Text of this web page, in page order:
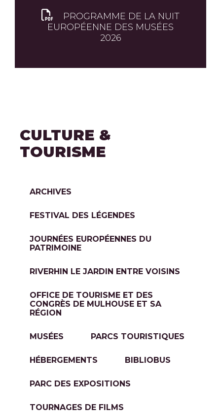
PROGRAMME DE LA NUIT
EUROPÉENNE DES MUSÉES
2026
CULTURE &
TOURISME
ARCHIVES
FESTIVAL DES LÉGENDES
JOURNÉES EUROPÉENNES DU
PATRIMOINE
RIVERHIN LE JARDIN ENTRE VOISINS
OFFICE DE TOURISME ET DES
CONGRÈS DE MULHOUSE ET SA
RÉGION
MUSÉES PARCS TOURISTIQUES
HÉBERGEMENTS BIBLIOBUS
PARC DES EXPOSITIONS
TOURNAGES DE FILMS